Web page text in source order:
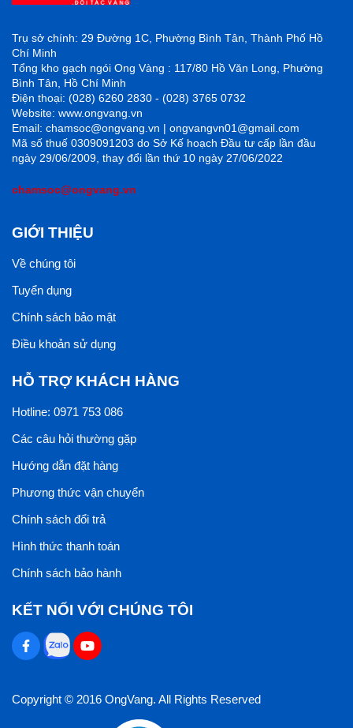
Trụ sở chính: 29 Đường 1C, Phường Bình Tân, Thành Phố Hồ
Chí Minh
Tổng kho gạch ngói Ong Vàng : 117/80 Hồ Văn Long, Phường
Bình Tân, Hồ Chí Minh
Điện thoại: (028) 6260 2830 - (028) 3765 0732
Website: www.ongvang.vn
Email: chamsoc@ongvang.vn | ongvangvn01@gmail.com
Mã số thuế 0309091203 do Sở Kế hoạch Đầu tư cấp lần đầu
ngày 29/06/2009, thay đổi lần thứ 10 ngày 27/06/2022
chamsoc@ongvang.vn
GIỚI THIỆU
Về chúng tôi
Tuyển dụng
Chính sách bảo mật
Điều khoản sử dụng
HỖ TRỢ KHÁCH HÀNG
Hotline: 0971 753 086
Các câu hỏi thường gặp
Hướng dẫn đặt hàng
Phương thức vận chuyển
Chính sách đổi trả
Hình thức thanh toán
Chính sách bảo hành
KẾT NỐI VỚI CHÚNG TÔI
Copyright © 2016 OngVang. All Rights Reserved